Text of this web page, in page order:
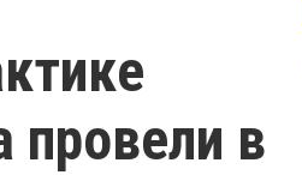
провели в